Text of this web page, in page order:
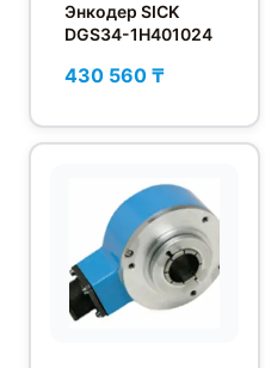
Энкодер SICK
DGS34-1H401024
430 560 ₸